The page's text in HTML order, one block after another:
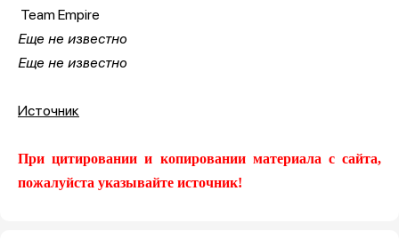
Team Empire
Еще не известно
Еще не известно
Источник
При цитировании и копировании материала с сайта,
пожалуйста указывайте источник!